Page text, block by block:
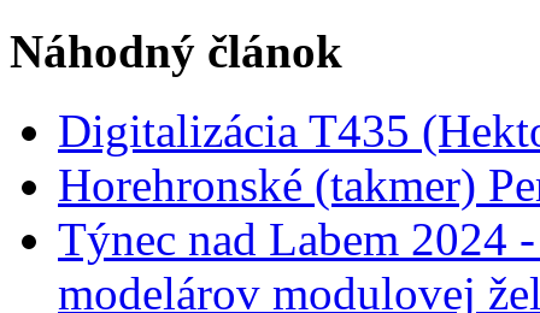
Náhodný článok
Digitalizácia T435
Horehronské (takmer)
Týnec nad Labem 2024
modelárov modulovej